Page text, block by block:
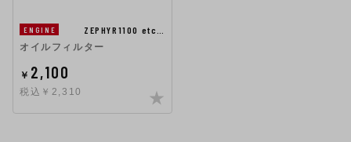
ENGINE
ZEPHYR1100 etc…
オイルフィルター
￥ 2,100
税込￥2,310